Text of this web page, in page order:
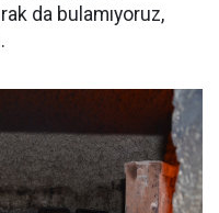
da bulamıyoruz,